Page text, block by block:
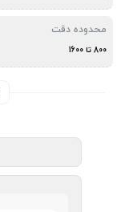
محدوده دقت
800 تا 1600